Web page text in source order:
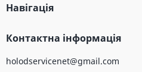
Навігація
Контактна інформація
holodservicenet@gmail.com